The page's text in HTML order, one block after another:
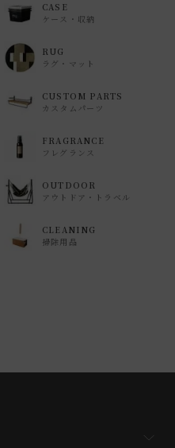
CASE
ケース・収納
RUG
ラグ・マット
CUSTOM PARTS
カスタムパーツ
FRAGRANCE
フレグランス
OUTDOOR
アウトドア・トラベル
CLEANING
掃除用品